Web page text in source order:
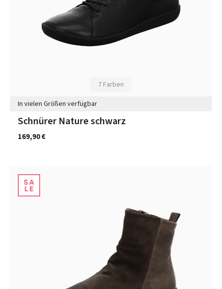
7 Farben
In vielen Größen verfügbar
Schnürer Nature schwarz
169,90 €